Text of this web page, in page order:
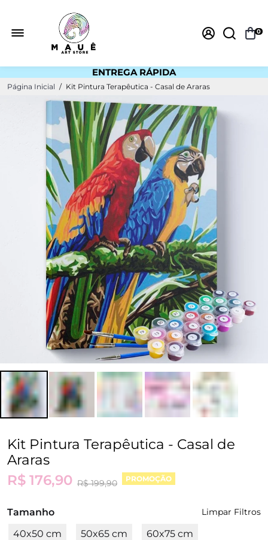
0
ENTREGA RÁPIDA
ESTOQUE NO BRASIL
Página Inicial / Kit Pintura Terapêutica - Casal de Araras
Kit Pintura Terapêutica - Casal de
Araras
R$ 176,90 R$ 199,90 PROMOÇÃO
Tamanho Limpar Filtros
40x50 cm 50x65 cm
60x75 cm